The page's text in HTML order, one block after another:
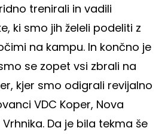
trenirali in vadili
ki smo jih želeli podeliti z
na kampu. In končno je
se zopet vsi zbrali na
kjer smo odigrali revijalno
VDC Koper, Nova
Da je bila tekma še